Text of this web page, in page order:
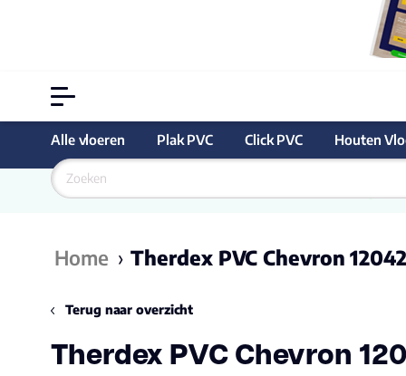
Alle vloeren Plak PVC Click PVC Houten
Home › Therdex PVC Chevron 12042
Terug naar overzicht
Therdex PVC Chevron